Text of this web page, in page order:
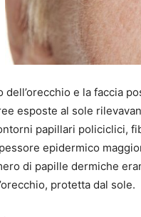
e la faccia
esposte al sole
papillari policiclici,
epidermico
di papille dermiche
protetta dal sole.